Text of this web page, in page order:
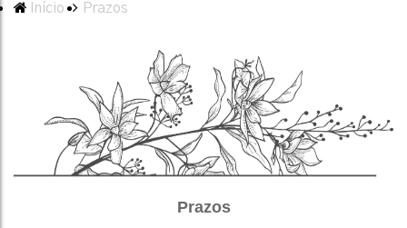
Início Prazos
Prazos